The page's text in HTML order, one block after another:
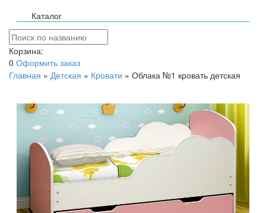
Каталог
Корзина:
0 Оформить заказ
Главная » Детская » Кровати » Облака №1 кровать детская